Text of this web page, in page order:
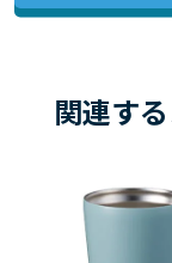
関連す